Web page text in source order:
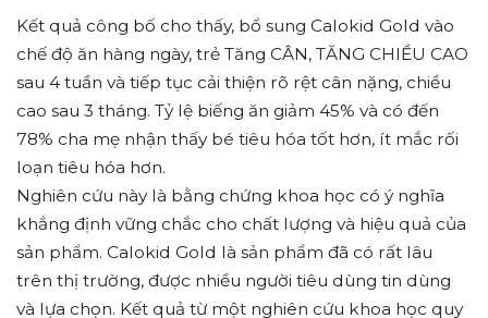
Kết quả công bố cho thấy, bổ sung Calokid Gold vào
chế độ ăn hàng ngày, trẻ Tăng CÂN, TĂNG CHIỀU CAO
sau 4 tuần và tiếp tục cải thiện rõ rệt cân nặng, chiều
cao sau 3 tháng. Tỷ lệ biếng ăn giảm 45% và có đến
78% cha mẹ nhận thấy bé tiêu hóa tốt hơn, ít mắc rối
loạn tiêu hóa hơn.
Nghiên cứu này là bằng chứng khoa học có ý nghĩa
khẳng định vững chắc cho chất lượng và hiệu quả của
sản phẩm. Calokid Gold là sản phẩm đã có rất lâu
trên thị trường, được nhiều người tiêu dùng tin dùng
và lựa chọn. Kết quả từ một nghiên cứu khoa học quy